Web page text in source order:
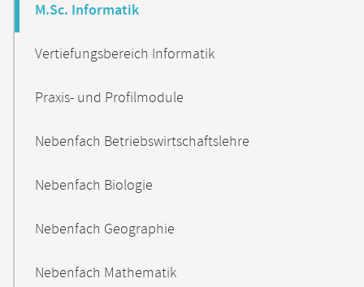
M.Sc. Informatik
Vertiefungsbereich Informatik
Praxis- und Profilmodule
Nebenfach Betriebswirtschaftslehre
Nebenfach Biologie
Nebenfach Geographie
Nebenfach Mathematik